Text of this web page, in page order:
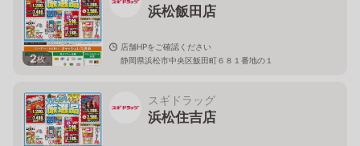
2枚
浜松飯田店
店舗HPをご確認ください
静岡県浜松市中央区飯田町６８１番地の１
スギドラッグ
浜松住吉店